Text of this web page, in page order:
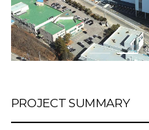
PROJECT SUMMARY